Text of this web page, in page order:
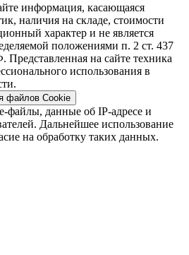
информация, касающаяся
наличия на складе, стоимости
характер и не является
положениями п. 2 ст. 437
Представленная на сайте техника
использования в
файлов Cookie
файлы, данные об IP-адресе и
Дальнейшее использование
на обработку таких данных.